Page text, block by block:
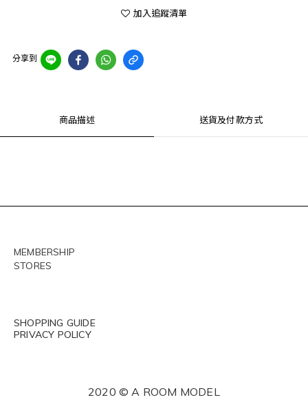
加入追蹤清單
分享到
商品描述 送貨及付款方式
MEMBERSHIP
STORES
SHOPPING GUIDE
PRIVACY POLICY
2020 © A ROOM MODEL